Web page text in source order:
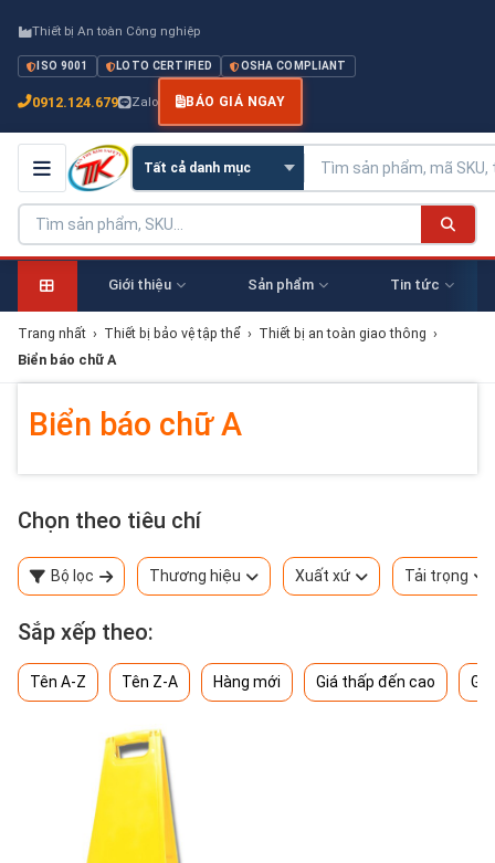
Thiết bị An toàn Công nghiệp
ISO 9001 LOTO CERTIFIED OSHA COMPLIANT
0912.124.679 Zalo BÁO GIÁ NGAY
Giới thiệu Sản phẩm Tin tức
Trang nhất › Thiết bị bảo vệ tập thể › Thiết bị an toàn giao thông ›
Biển báo chữ A
Biển báo chữ A
Chọn theo tiêu chí
Bộ lọc Thương hiệu Xuất xứ Tải trọng
Sắp xếp theo:
Tên A-Z Tên Z-A Hàng mới Giá thấp đến cao